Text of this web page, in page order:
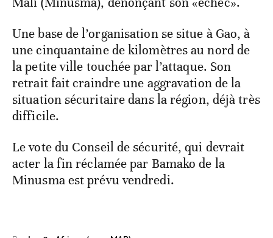
Une base de l’organisation se situe à Gao, à
une cinquantaine de kilomètres au nord de
la petite ville touchée par l’attaque. Son
retrait fait craindre une aggravation de la
situation sécuritaire dans la région, déjà très
difficile.
Le vote du Conseil de sécurité, qui devrait
acter la fin réclamée par Bamako de la
Minusma est prévu vendredi.